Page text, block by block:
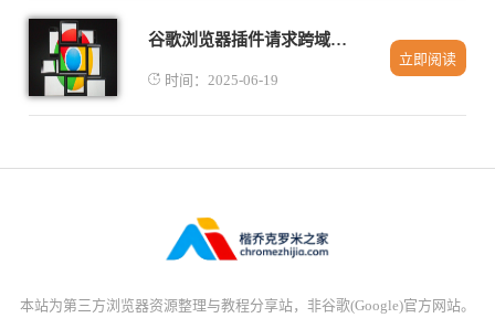
谷歌浏览器插件请求跨域失败自动诊断技术
时间：2025-06-19
立即阅读
本站为第三方浏览器资源整理与教程分享站，非谷歌(Google)官方网站。